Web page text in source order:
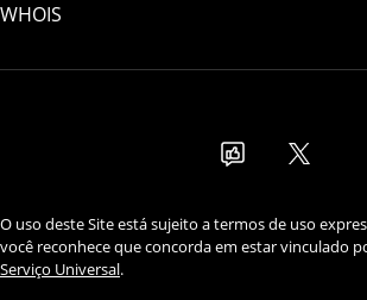
WHOIS
O uso deste Site está sujeito a termos de uso
você reconhece que concorda em estar vinculado
Serviço Universal.